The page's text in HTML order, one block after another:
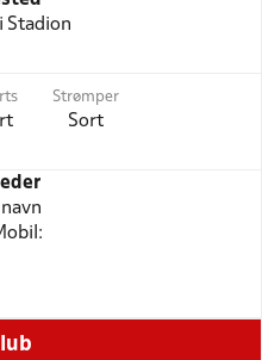
Stadion
Strømper
Sort